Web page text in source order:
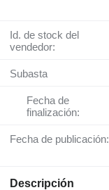
Id. de stock del
vendedor:
Subasta
Fecha de
finalización:
Fecha de publicación:
Descripción